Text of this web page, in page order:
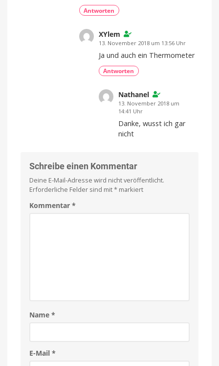
Antworten
XYlem
13. November 2018 um 13:56 Uhr
Ja und auch ein Thermometer
Antworten
Nathanel
13. November 2018 um
14:41 Uhr
Danke, wusst ich gar
nicht
Schreibe einen Kommentar
Deine E-Mail-Adresse wird nicht veröffentlicht.
Erforderliche Felder sind mit* markiert
Kommentar *
Name *
E-Mail *